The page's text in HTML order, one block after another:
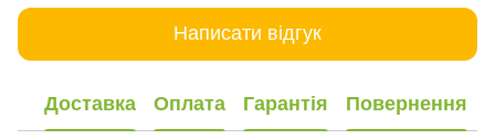
Написати відгук
Доставка Оплата Гарантія Повернення